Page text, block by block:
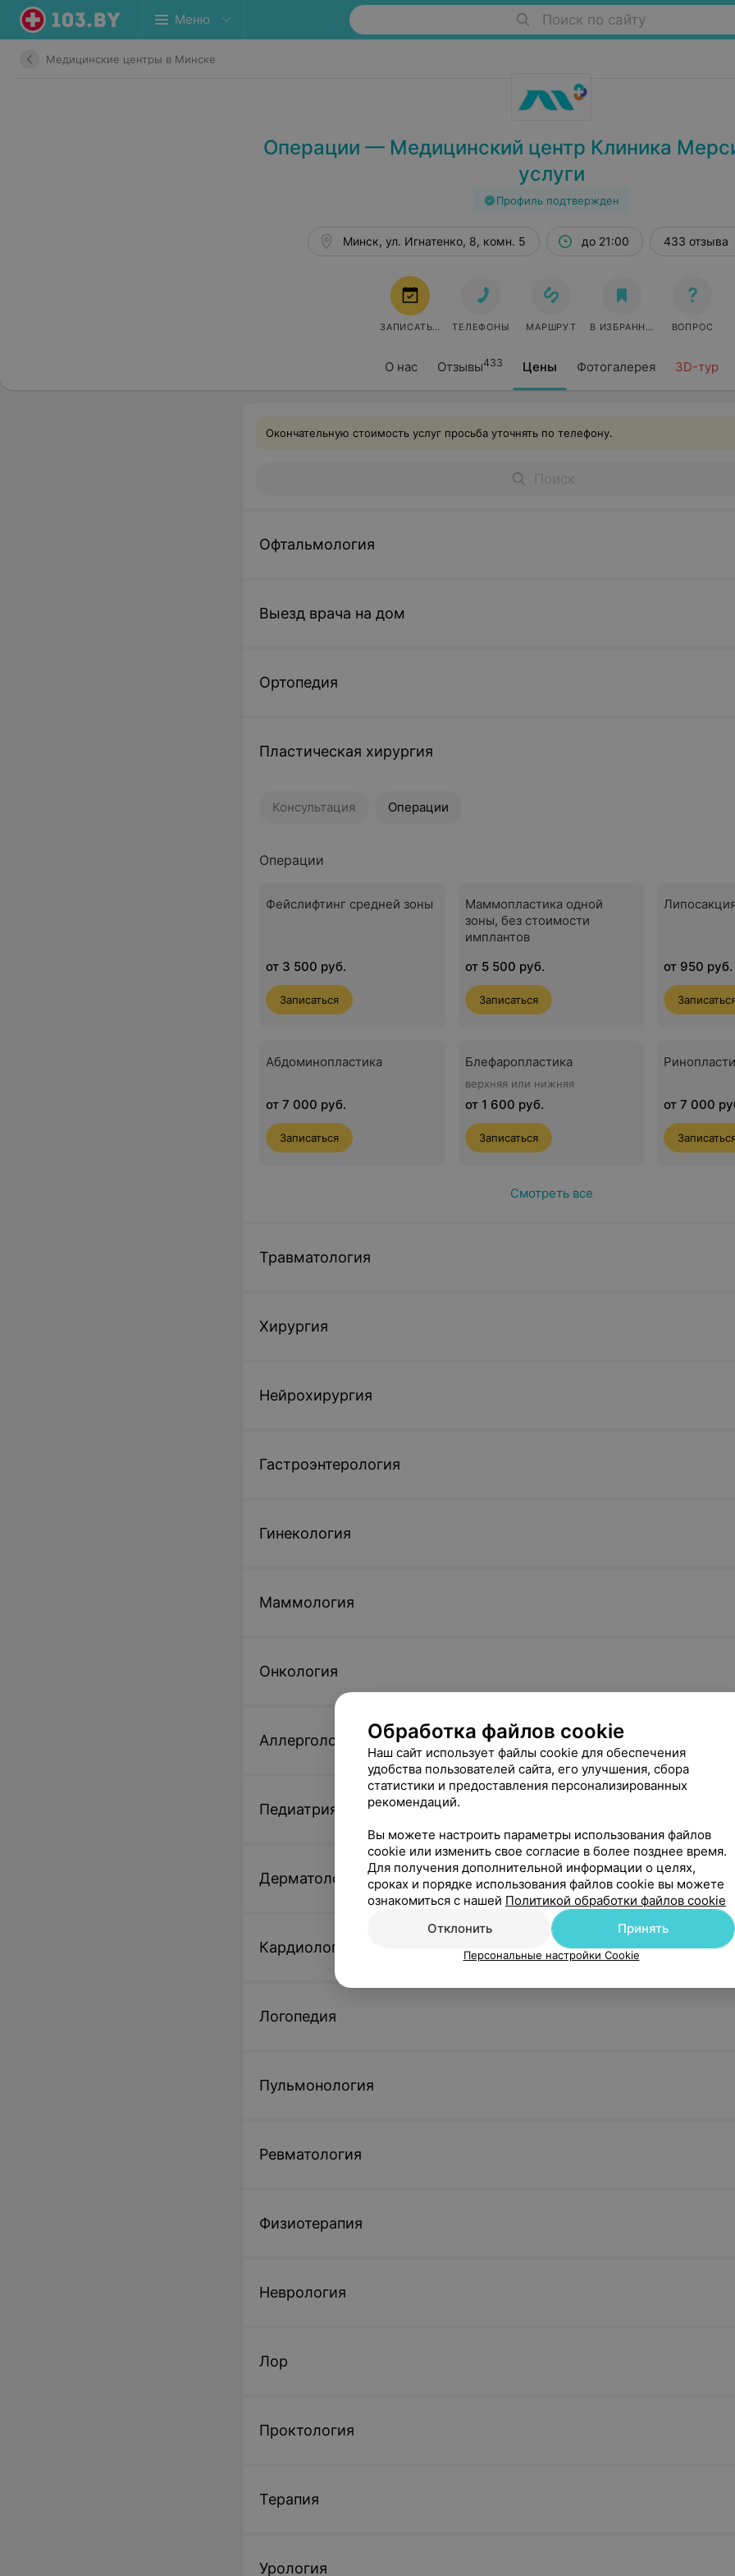
Меню Поиск по сайту
Медицинские центры в Минске
Операции — Медицинский центр Клиника
услуги
Профиль подтвержден
О нас Отзывы433 Цены Фотогалерея 3D-тур
Минск, ул. Игнатенко, 8, комн. 5 до 21:00 433 отзыва
ЗАПИСАТЬСЯ ТЕЛЕФОНЫ МАРШРУТ В ИЗБРАННОЕ ВОПРОС
Окончательную стоимость услуг просьба уточнять по телефону.
Офтальмология
Выезд врача на дом
Ортопедия
Пластическая хирургия
Консультация Операции
Операции
Фейслифтинг средней зоны
от 3 500 руб.
Записаться
Маммопластика одной
зоны, без стоимости
имплантов
от 5 500 руб.
Записаться
от 950 руб.
Абдоминопластика
от 7 000 руб.
Записаться
Блефаропластика
верхняя или нижняя
от 1 600 руб.
Записаться
от 7 000
Смотреть все
Травматология
Хирургия
Нейрохирургия
Гастроэнтерология
Гинекология
Маммология
Онкология
Аллергология
Педиатрия
Дерматология
Кардиология
Логопедия
Пульмонология
Ревматология
Физиотерапия
Неврология
Лор
Проктология
Терапия
Урология
Обработка файлов cookie
Наш сайт использует файлы cookie для обеспечения
удобства пользователей сайта, его улучшения, сбора
статистики и предоставления персонализированных
рекомендаций.
Вы можете настроить параметры использования файлов
cookie или изменить свое согласие в более позднее время.
Для получения дополнительной информации о целях,
сроках и порядке использования файлов cookie вы можете
ознакомиться с нашей Политикой обработки файлов cookie
Отклонить
Принять
Персональные настройки Cookie